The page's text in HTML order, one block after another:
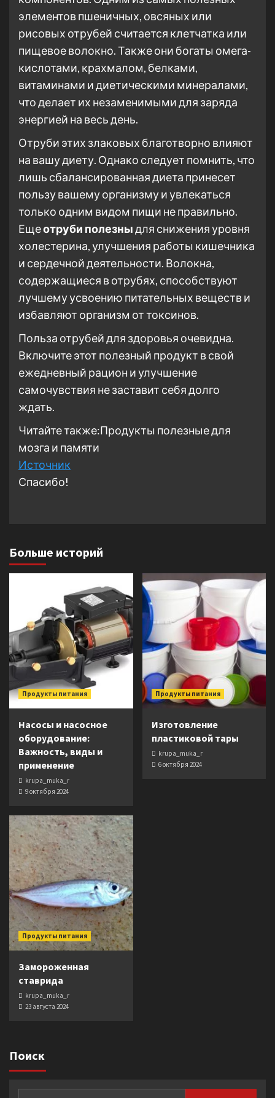
элементов пшеничных, овсяных или
рисовых отрубей считается клетчатка или
пищевое волокно. Также они богаты омега-
кислотами, крахмалом, белками,
витаминами и диетическими минералами,
что делает их незаменимыми для заряда
энергией на весь день.
Отруби этих злаковых благотворно влияют
на вашу диету. Однако следует помнить, что
лишь сбалансированная диета принесет
пользу вашему организму и увлекаться
только одним видом пищи не правильно.
Ещеотруби полезныдля снижения уровня
холестерина, улучшения работы кишечника
и сердечной деятельности. Волокна,
содержащиеся в отрубях, способствуют
лучшему усвоению питательных веществ и
избавляют организм от токсинов.
Польза отрубей для здоровья очевидна.
Включите этот полезный продукт в свой
ежедневный рацион и улучшение
самочувствия не заставит себя долго
ждать.
Читайте также:Продукты полезные для
мозга и памяти
Источник
Спасибо!
Больше историй
Продукты питания
Насосы и насосное
оборудование:
Важность, виды и
применение
krupa_muka_r
9 октября 2024
Продукты питания
Изготовление
пластиковой тары
krupa_muka_r
6 октября 2024
Продукты питания
Замороженная
ставрида
krupa_muka_r
23 августа 2024
Поиск